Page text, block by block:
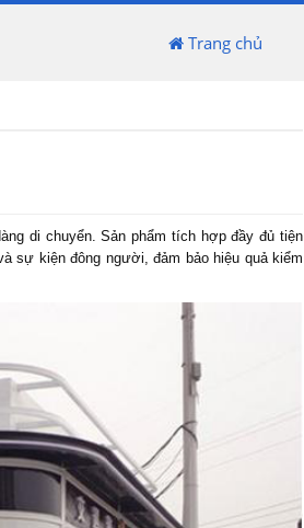
Trang chủ
di chuyển. Sản phẩm tích hợp đầy đủ tiện
sự kiện đông người, đảm bảo hiệu quả kiểm